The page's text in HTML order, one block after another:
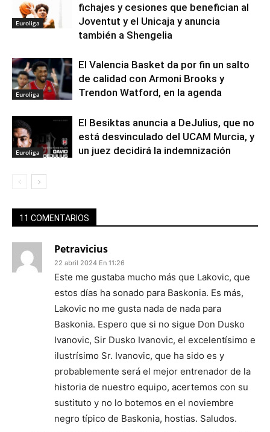
Euroliga
fichajes y cesiones que benefician al
Joventut y el Unicaja y anuncia
también a Shengelia
Euroliga
El Valencia Basket da por fin un salto
de calidad con Armoni Brooks y
Trendon Watford, en la agenda
Euroliga
El Besiktas anuncia a DeJulius, que no
está desvinculado del UCAM Murcia, y
un juez decidirá la indemnización
11 COMENTARIOS
Petravicius
22 abril 2024 En 11:26
Este me gustaba mucho más que Lakovic, que
estos días ha sonado para Baskonia. Es más,
Lakovic no me gusta nada de nada para
Baskonia. Espero que si no sigue Don Dusko
Ivanovic, Sir Dusko Ivanovic, el excelentísimo e
ilustrísimo Sr. Ivanovic, que ha sido es y
probablemente será el mejor entrenador de la
historia de nuestro equipo, acertemos con su
sustituto y no lo botemos en el noviembre
negro típico de Baskonia, hostias. Saludos.